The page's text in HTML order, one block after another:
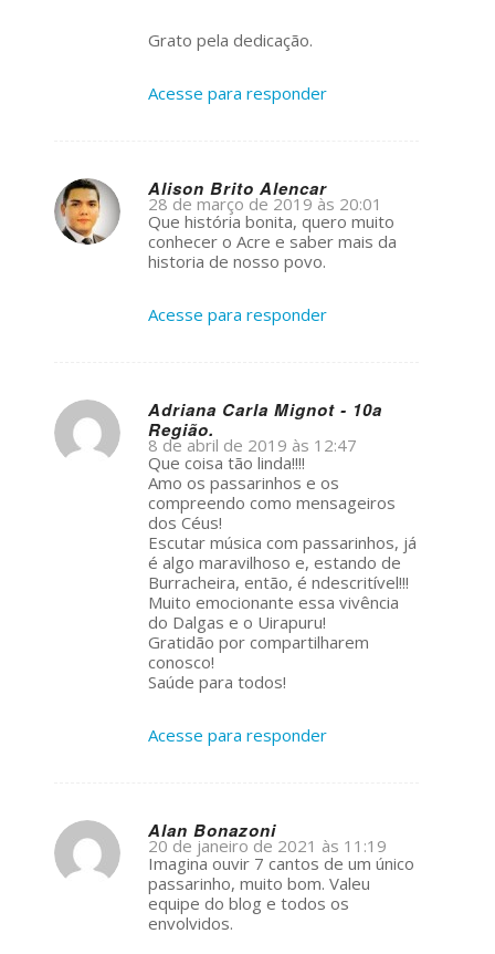
Grato pela dedicação.
Acesse para responder
Alison Brito Alencar
s
ays:
28 de março de 2019 às 20:01
Que história bonita, quero muito
conhecer o Acre e saber mais da
historia de nosso povo.
Acesse para responder
Adriana Carla Mignot - 10a
Região.
s
ays:
8 de abril de 2019 às 12:47
Que coisa tão linda!!!!
Amo os passarinhos e os
compreendo como mensageiros
dos Céus!
Escutar música com passarinhos, já
é algo maravilhoso e, estando de
Burracheira, então, é ndescritível!!!
Muito emocionante essa vivência
do Dalgas e o Uirapuru!
Gratidão por compartilharem
conosco!
Saúde para todos!
Acesse para responder
Alan Bonazoni
s
ays:
20 de janeiro de 2021 às 11:19
Imagina ouvir 7 cantos de um único
passarinho, muito bom. Valeu
equipe do blog e todos os
envolvidos.